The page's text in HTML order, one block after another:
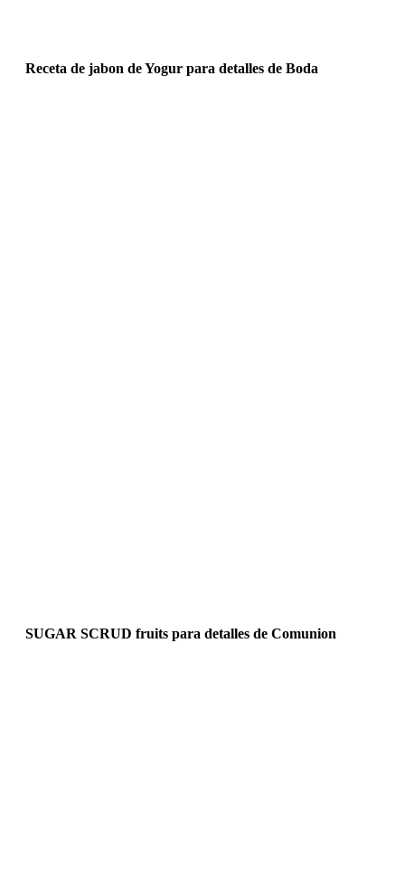
Receta de jabon de Yogur para detalles de Boda
SUGAR SCRUD fruits para detalles de Comunion